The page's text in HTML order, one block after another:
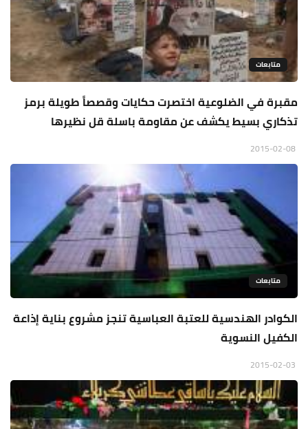
متابعات
مقبرة في الضلوعية اختصرت حكايات وقصصاً طويلة برمز
تذكاري بسيط يكشف عن مقاومة باسلة قل نظيرها
متابعات
الكوادر الهندسية للعتبة العباسية تنجز مشروع بناية إذاعة
الكفيل النسوية